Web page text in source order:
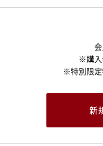
※購入
※特別限定
新